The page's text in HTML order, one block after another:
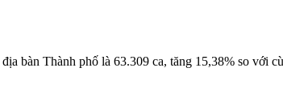
bàn Thành phố là 63.309 ca, tăng 15,38% so với